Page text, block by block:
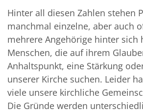
Hinter all diesen Zahlen stehen
manchmal einzelne, aber auch
mehrere Angehörige hinter sich
Menschen, die auf ihrem
Anhaltspunkt, eine Stärkung
unserer Kirche suchen. Leider
viele unsere kirchliche
Die Gründe werden